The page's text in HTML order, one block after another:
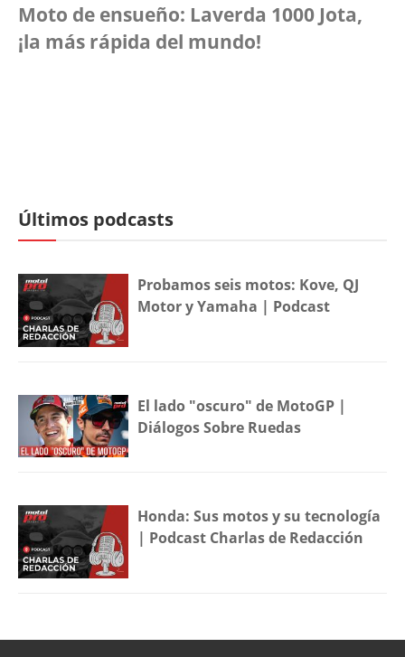
Moto de ensueño: Laverda 1000 Jota,
¡la más rápida del mundo!
Últimos podcasts
Probamos seis motos: Kove, QJ
Motor y Yamaha | Podcast
El lado "oscuro" de MotoGP |
Diálogos Sobre Ruedas
Honda: Sus motos y su tecnología
| Podcast Charlas de Redacción